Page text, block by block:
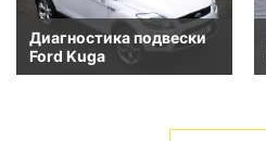
Диагностика подвески
Ford Kuga